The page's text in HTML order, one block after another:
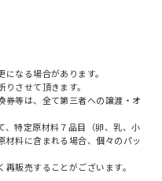
なる場合があります。
させて頂きます。
券等は、全て第三者への譲渡・オ
、特定原材料７品目（卵、乳、小
材料に含まれる場合、個々のパッ
販売することがございます。